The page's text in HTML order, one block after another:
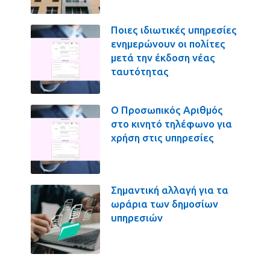
Ποιες ιδιωτικές υπηρεσίες
ενημερώνουν οι πολίτες
μετά την έκδοση νέας
ταυτότητας
Ο Προσωπικός Αριθμός
στο κινητό τηλέφωνο για
χρήση στις υπηρεσίες
Σημαντική αλλαγή για τα
ωράρια των δημοσίων
υπηρεσιών